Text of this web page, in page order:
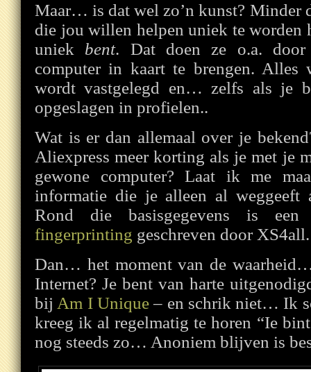
Maar… is dat wel zo’n kunst? Minder
die jou willen helpen uniek te worden
uniek bent. Dat doen ze o.a.
computer in kaart te brengen. Alles
wordt vastgelegd en… zelfs als je
opgeslagen in profielen..
Wat is er dan allemaal over je
Aliexpress meer korting als je met je
gewone computer? Laat ik me
informatie die je alleen al
Rond die basisgegevens is
fingerprinting geschreven door XS4all.
Dan… het moment van de
Internet? Je bent van harte
bij Am I Unique– en schrik niet… Ik
kreeg ik al regelmatig te horen “Ie
nog steeds zo… Anoniem blijven is